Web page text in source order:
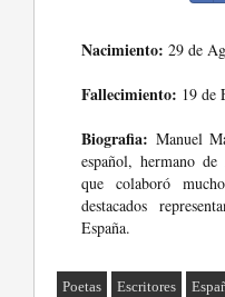
Nacimiento: 29 de
Fallecimiento: 19 de
Biografia: Manuel
español, hermano
que colaboró
destacados
España.
Poetas Escritores